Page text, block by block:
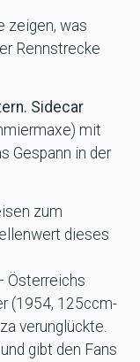
zeigen, was
Rennstrecke
Sidecar
mit
Gespann in der
zum
dieses
Österreichs
(1954, 125ccm-
verunglückte.
gibt den Fans